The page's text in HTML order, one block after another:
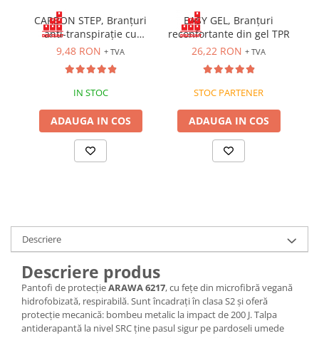
Pantofi de protecție S3
Bocanci
Bocanci outdoor
Bocanci de lucru O1
Bocanci de protecție OB
Bocanci de lucru O2
Bocanci de protecție S1
Bocanci de protecție S1P
Bocanci de protecție S2
Cizme outdoor
Cizme de lucru OB
Cizme de lucru O4/O5
Cizme de protecție S3
Cizme de protecție S4
Cizme de protecție S5
CARBON STEP, Branțuri
anti-transpirație cu
carbune activ
9,48 RON + TVA
IN STOC
ADAUGA IN COS
EASY GEL, Branțuri
reconfortante din gel TPR
26,22 RON + TVA
STOC PARTENER
ADAUGA IN COS
Descriere
Descriere produs
Pantofi de protecțieARAWA 6217, cu fețe din microfibră vegană
hidrofobizată, respirabilă. Sunt încadrați în clasa S2 și oferă
protecție mecanică: bombeu metalic la impact de 200 J. Talpa
antiderapantă la nivel SRC ține pasul sigur pe pardoseli umede